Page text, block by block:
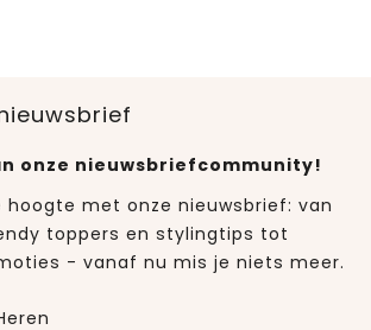
onze nieuwsbriefcommunity!
hoogte met onze nieuwsbrief: van
toppers en stylingtips tot
- vanaf nu mis je niets meer.